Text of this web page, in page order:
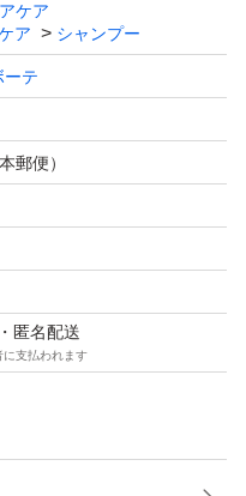
りコントロールで、髪の
などの日常の髪のひっぱ
トし、髪内部をケア
く洗い上げ、素直でま
ケア
ア
シャンプー
ーテ
郵便）
匿名配送
に支払われます